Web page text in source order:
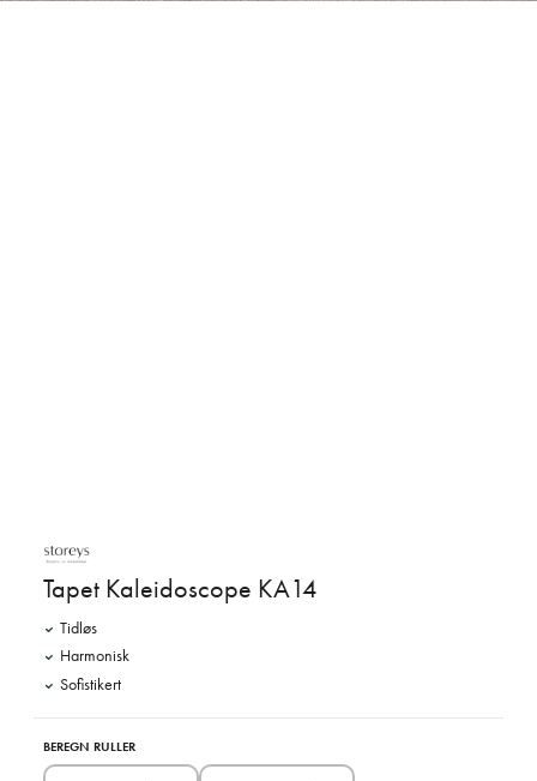
Tapet Kaleidoscope KA14
Tidløs
Harmonisk
Sofistikert
BEREGN RULLER